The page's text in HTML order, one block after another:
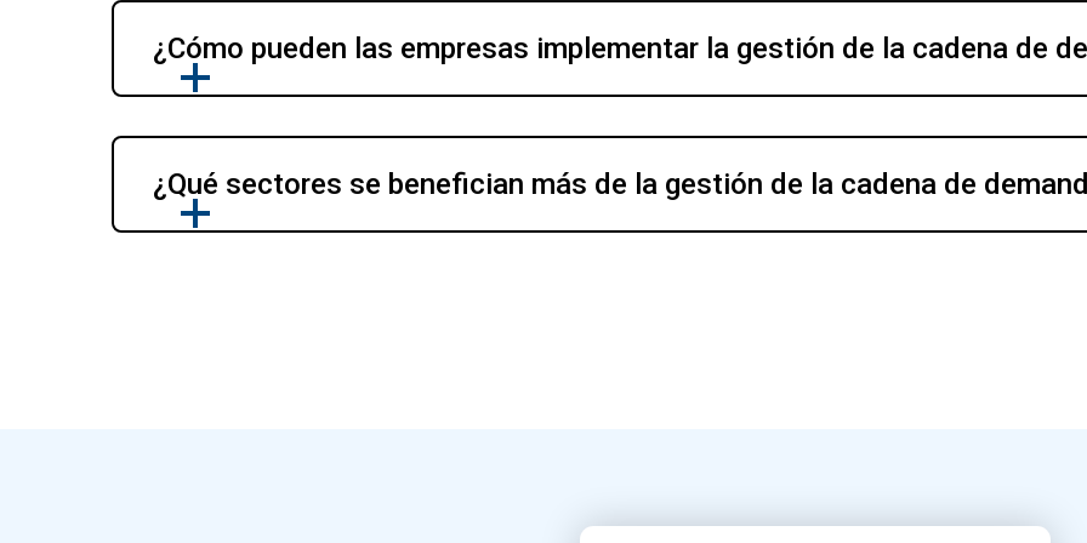
¿Cómo pueden las empresas implementar la gestión de la cadena de
¿Qué sectores se benefician más de la gestión de la cadena de